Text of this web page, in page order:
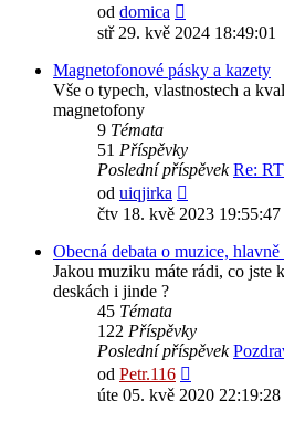
od domica
poslední
stř 29. kvě 2024 18:49:01
Magnetofonové pásky a kazety
Vše o typech, vlastnostech a
magnetofony
9 Témata
51 Příspěvky
Poslední příspěvek Re:
od uiqjirka
poslední
čtv 18. kvě 2023 19:55:47
Obecná debata o muzice, hlavně
Jakou muziku máte rádi, co jste
deskách i jinde ?
45 Témata
122 Příspěvky
Poslední příspěvek
od Petr.116
poslední
úte 05. kvě 2020 22:19:28